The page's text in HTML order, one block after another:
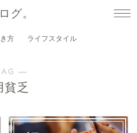
グ。
方 ライフスタイル
―
貧乏